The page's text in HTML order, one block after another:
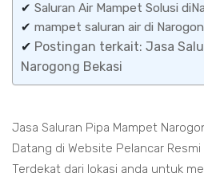
✔ Saluran Air Mampet Solusi
✔ mampet saluran air di
✔ Postingan terkait: Jasa
Narogong Bekasi
Jasa Saluran Pipa Mampet
Datang di Website Pelancar
Terdekat dari lokasi anda untuk